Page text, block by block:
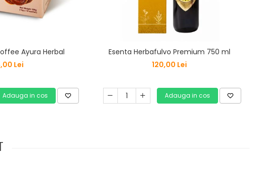
Ayura Herbal
Lei
Adauga in cos
Esenta Herbafulvo Premium 750 ml
120,00 Lei
Adauga in cos